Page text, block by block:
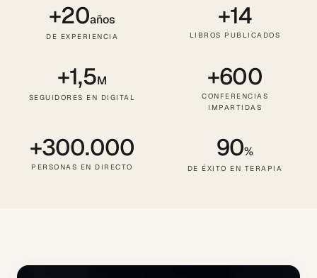
+20años
DE EXPERIENCIA
+14
LIBROS PUBLICADOS
+1,5M
SEGUIDORES EN DIGITAL
+600
CONFERENCIAS
IMPARTIDAS
+300.000
PERSONAS EN DIRECTO
90%
DE ÉXITO EN TERAPIA